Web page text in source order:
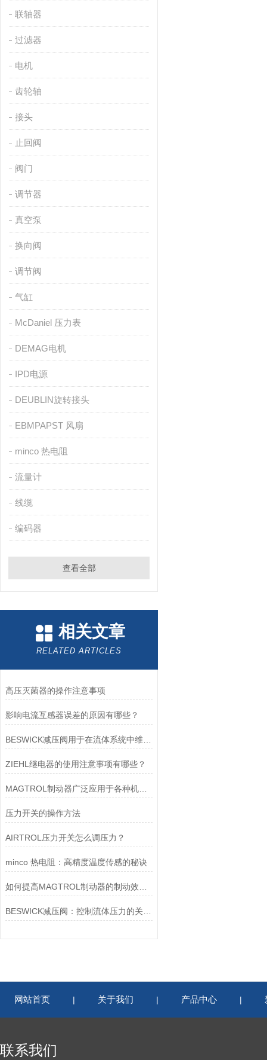
联轴器
过滤器
电机
齿轮轴
接头
止回阀
阀门
调节器
真空泵
换向阀
调节阀
气缸
McDaniel 压力表
DEMAG电机
IPD电源
DEUBLIN旋转接头
EBMPAPST 风扇
minco 热电阻
流量计
线缆
编码器
查看全部
相关文章
RELATED ARTICLES
高压灭菌器的操作注意事项
影响电流互感器误差的原因有哪些？
ZIEHL继电器的使用注意事项有哪些？
MAGTROL制动器广泛应用于各种机械设备和交通工具中
压力开关的操作方法
AIRTROL压力开关怎么调压力？
minco 热电阻：高精度温度传感的秘诀
网站首页 | 关于我们 | 产品中心 |
联系我们